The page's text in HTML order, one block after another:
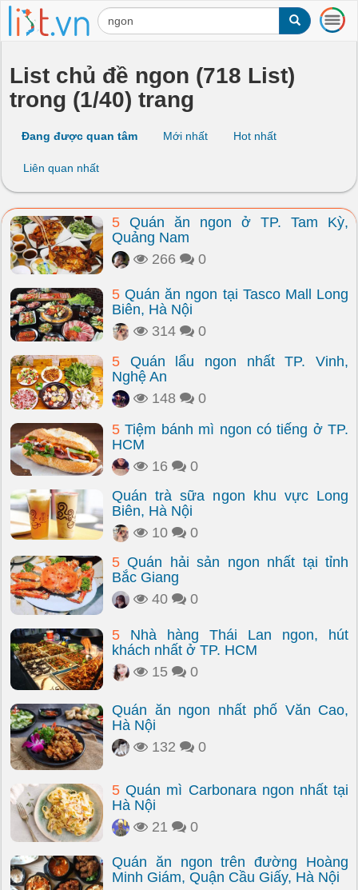
T
o
a
t
List chủ đề ngon (718 List)
trong (1/40) trang
Đang được quan tâm Mới nhất Hot nhất
Liên quan nhất
5 Quán ăn ngon ở TP. Tam Kỳ,
Quảng Nam
266
0
5 Quán ăn ngon tại Tasco Mall Long
Biên, Hà Nội
314
0
5 Quán lẩu ngon nhất TP. Vinh,
Nghệ An
148
0
5 Tiệm bánh mì ngon có tiếng ở TP.
HCM
16
0
Quán trà sữa ngon khu vực Long
Biên, Hà Nội
10
0
5 Quán hải sản ngon nhất tại tỉnh
Bắc Giang
40
0
5 Nhà hàng Thái Lan ngon, hút
khách nhất ở TP. HCM
15
0
Quán ăn ngon nhất phố Văn Cao,
Hà Nội
132
0
5 Quán mì Carbonara ngon nhất tại
Hà Nội
21
0
Quán ăn ngon trên đường Hoàng
Minh Giám, Quận Cầu Giấy, Hà Nội